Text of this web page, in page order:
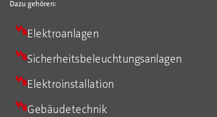
Dazu gehören:
Elektroanlagen
Sicherheits­beleuchtungs­anlagen
Elektroinstallation
Gebäudetechnik